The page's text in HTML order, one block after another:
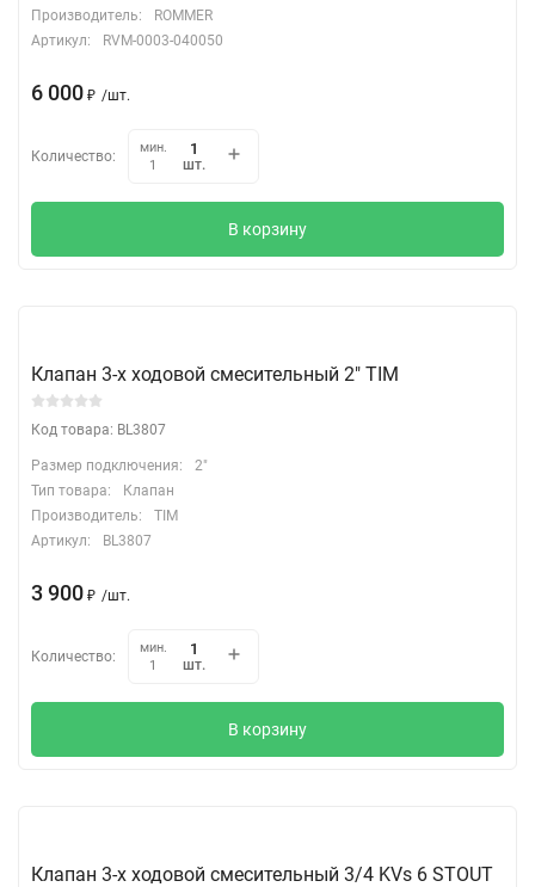
Производитель:
ROMMER
Артикул:
RVM-0003-040050
6 000 ₽ /шт.
Количество:
мин.
1
шт.
В корзину
Клапан 3-х ходовой смесительный 2" TIM
Код товара: BL3807
Размер подключения:
2"
Тип товара:
Клапан
Производитель:
TIM
Артикул:
BL3807
3 900 ₽ /шт.
Количество:
мин.
1
шт.
В корзину
Клапан 3-х ходовой смесительный 3/4 KVs 6 STOUT